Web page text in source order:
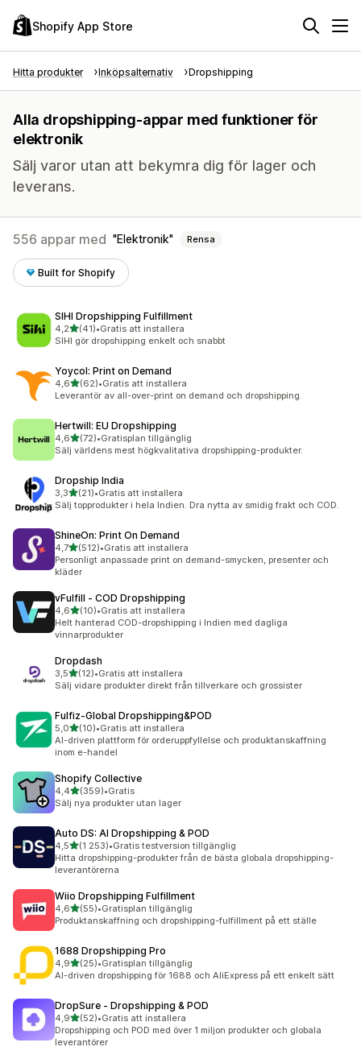
Shopify App Store
Hitta produkter Inköpsalternativ Dropshipping
Alla dropshipping-appar med funktioner för
elektronik
Sälj varor utan att bekymra dig för lager och
leverans.
556 appar med Elektronik Rensa
Built for Shopify
SIHI Dropshipping Fulfillment
4,2av 5 stjärnor
(41)
41 recensioner totalt
•Gratis att installera
SIHI gör dropshipping enkelt och snabbt
Yoycol: Print on Demand
4,6av 5 stjärnor
(62)
62 recensioner totalt
•Gratis att installera
Leverantör av all-over-print on demand och dropshipping.
Hertwill: EU Dropshipping
4,6av 5 stjärnor
(72)
72 recensioner totalt
•Gratisplan tillgänglig
Sälj världens mest högkvalitativa dropshipping-produkter.
Dropship India
3,3av 5 stjärnor
(21)
21 recensioner totalt
•Gratis att installera
Sälj topprodukter i hela Indien. Dra nytta av smidig frakt och COD.
ShineOn: Print On Demand
4,7av 5 stjärnor
(512)
512 recensioner totalt
•Gratis att installera
Personligt anpassade print on demand-smycken, presenter och
kläder
vFulfill ‑ COD Dropshipping
4,6av 5 stjärnor
(10)
10 recensioner totalt
•Gratis att installera
Helt hanterad COD-dropshipping i Indien med dagliga
vinnarprodukter
Dropdash
3,5av 5 stjärnor
(12)
12 recensioner totalt
•Gratis att installera
Sälj vidare produkter direkt från tillverkare och grossister
Fulfiz‑Global Dropshipping&POD
5,0av 5 stjärnor
(10)
10 recensioner totalt
•Gratis att installera
AI-driven plattform för orderuppfyllelse och produktanskaffning
inom e-handel
Shopify Collective
4,4av 5 stjärnor
(359)
359 recensioner totalt
•Gratis
Sälj nya produkter utan lager
Auto DS: AI Dropshipping & POD
4,5av 5 stjärnor
(1 253)
1253 recensioner totalt
•Gratis testversion tillgänglig
Hitta dropshipping-produkter från de bästa globala dropshipping-
leverantörerna
Wiio Dropshipping Fulfillment
4,6av 5 stjärnor
(55)
55 recensioner totalt
•Gratisplan tillgänglig
Produktanskaffning och dropshipping-fulfillment på ett ställe
1688 Dropshipping Pro
4,9av 5 stjärnor
(25)
25 recensioner totalt
•Gratisplan tillgänglig
AI-driven dropshipping för 1688 och AliExpress på ett enkelt sätt
DropSure ‑ Dropshipping & POD
4,9av 5 stjärnor
(52)
52 recensioner totalt
•Gratis att installera
Dropshipping och POD med över 1 miljon produkter och globala
leverantörer